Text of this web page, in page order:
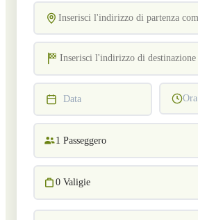
Data Ora
1 Passeggero
0 Valigie